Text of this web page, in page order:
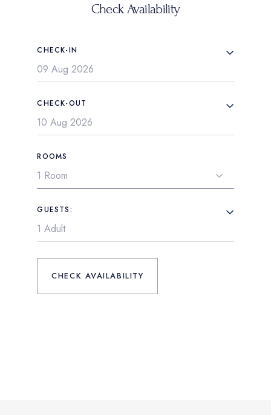
Check Availability
CHECK-IN
CHECK-OUT
ROOMS
GUESTS:
CHECK AVAILABILITY